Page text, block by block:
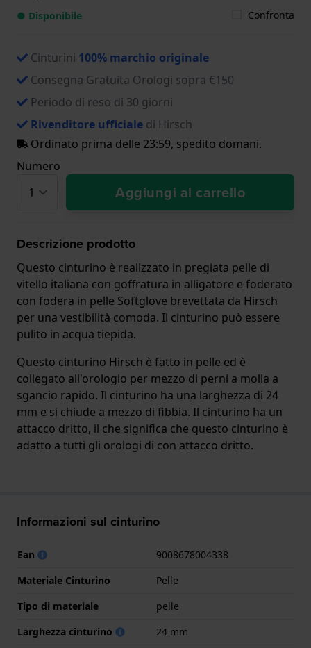
● Disponibile Confronta
Cinturini 100% marchio originale
Consegna Gratuita Orologi sopra €150
Periodo di reso di 30 giorni
Rivenditore ufficiale di Hirsch
Ordinato prima delle 23:59, spedito domani.
Numero
Aggiungi al carrello
Descrizione prodotto
Questo cinturino è realizzato in pregiata pelle di
vitello italiana con goffratura in alligatore e foderato
con fodera in pelle Softglove brevettata da Hirsch
per una vestibilità comoda. Il cinturino può essere
pulito in acqua tiepida.
Questo cinturino Hirsch è fatto in pelle ed è
collegato all'orologio per mezzo di perni a molla a
sgancio rapido. Il cinturino ha una larghezza di 24
mm e si chiude a mezzo di fibbia. Il cinturino ha un
attacco dritto, il che significa che questo cinturino è
adatto a tutti gli orologi di con attacco dritto.
Informazioni sul cinturino
Ean
9008678004338
Materiale Cinturino
Pelle
Tipo di materiale
pelle
Larghezza cinturino
24 mm